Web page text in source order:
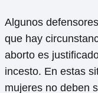
Algunos
que hay
aborto es
incesto. En estas
mujeres no deben